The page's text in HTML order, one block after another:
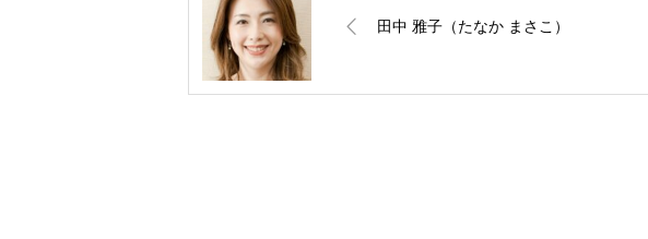
田中 雅子（たなか まさこ）